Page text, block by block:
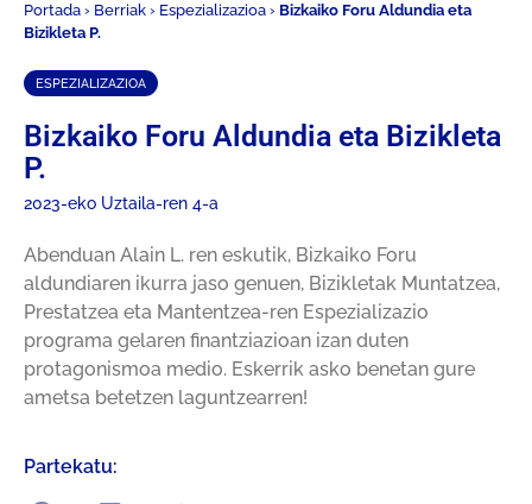
Portada › Berriak › Espezializazioa › Bizkaiko Foru Aldundia eta
Bizikleta P.
ESPEZIALIZAZIOA
Bizkaiko Foru Aldundia eta Bizikleta
P.
2023-eko Uztaila-ren 4-a
Abenduan Alain L. ren eskutik, Bizkaiko Foru
aldundiaren ikurra jaso genuen, Bizikletak Muntatzea,
Prestatzea eta Mantentzea-ren Espezializazio
programa gelaren finantziazioan izan duten
protagonismoa medio. Eskerrik asko benetan gure
ametsa betetzen laguntzearren!
Partekatu: